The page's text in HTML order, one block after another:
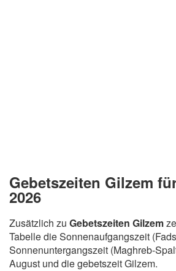
Gebetszeiten Gilzem
2026
Zusätzlich zu Gebetszeiten Gilzem
Tabelle die Sonnenaufgangszeit
Sonnenuntergangszeit (Maghreb-
August und die gebetszeit Gilzem.